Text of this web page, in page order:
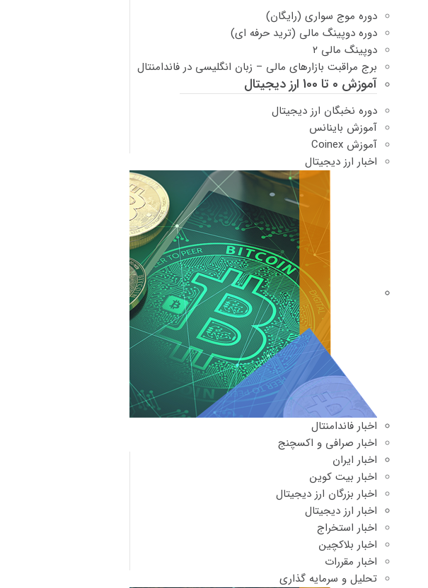
دوره موج سواری (رایگان)
دوره دوپینگ مالی (ترید حرفه ای)
دوپینگ مالی ۲
برج مراقبت بازارهای مالی – زبان انگلیسی در فاندامنتال
آموزش 0 تا 100 ارز دیجیتال
دوره نخبگان ارز دیجیتال
آموزش باینانس
آموزش Coinex
اخبار ارز دیجیتال
اخبار فاندامنتال
اخبار صرافی و اکسچنج
اخبار ایران
اخبار بیت کوین
اخبار بزرگان ارز دیجیتال
اخبار ارز دیجیتال
اخبار استخراج
اخبار بلاکچین
اخبار مقررات
تحلیل و سرمایه گذاری